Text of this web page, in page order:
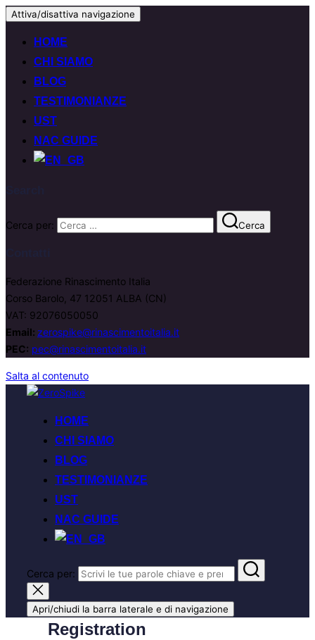
Attiva/disattiva navigazione
HOME
CHI SIAMO
BLOG
TESTIMONIANZE
UST
NAC GUIDE
Cerca per: Cerca
Federazione Rinascimento Italia
Corso Barolo, 47 12051 ALBA (CN)
VAT: 92076050050
Email: zerospike@rinascimentoitalia.it
PEC: pec@rinascimentoitalia.it
Salta al contenuto
HOME
CHI SIAMO
BLOG
TESTIMONIANZE
UST
NAC GUIDE
Cerca per:
Apri/chiudi la barra laterale e di navigazione
Registration